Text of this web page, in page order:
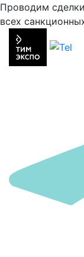
Проводим
всех